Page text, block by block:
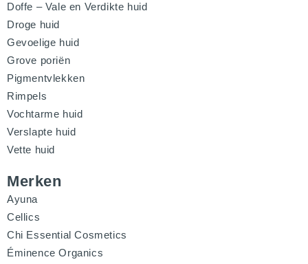
Doffe – Vale en Verdikte huid
Droge huid
Gevoelige huid
Grove poriën
Pigmentvlekken
Rimpels
Vochtarme huid
Verslapte huid
Vette huid
Merken
Ayuna
Cellics
Chi Essential Cosmetics
Éminence Organics